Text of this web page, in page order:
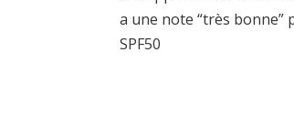
a une note “très bonne”
SPF50